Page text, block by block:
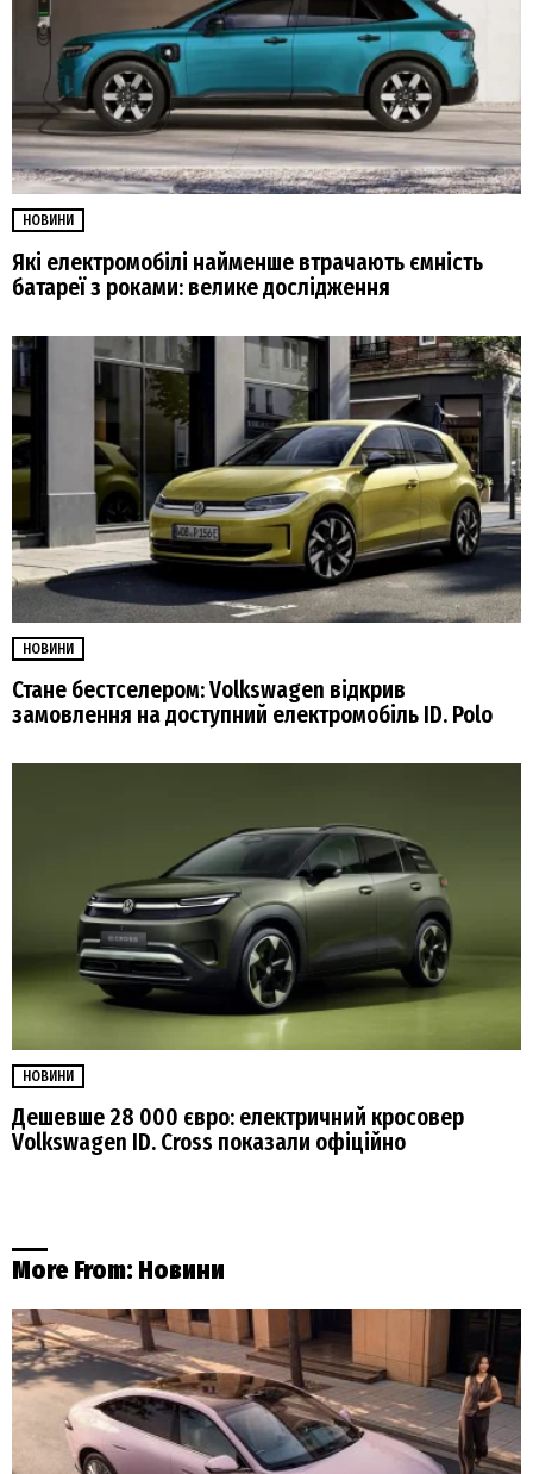
НОВИНИ
Які електромобілі найменше втрачають ємність
батареї з роками: велике дослідження
НОВИНИ
Стане бестселером: Volkswagen відкрив
замовлення на доступний електромобіль ID. Polo
НОВИНИ
Дешевше 28 000 євро: електричний кросовер
Volkswagen ID. Cross показали офіційно
More From: Новини